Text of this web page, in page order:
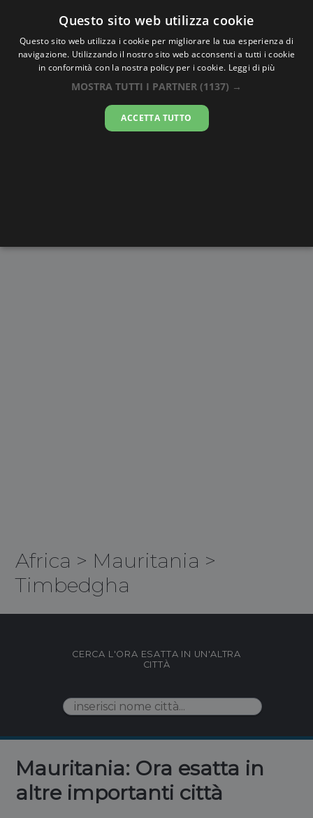
Oraesatta.co
Ora EsattaTimbedgha
04:07:30
Africa > Mauritania >
Timbedgha
CERCA L'ORA ESATTA IN UN'ALTRA
CITTÀ
Mauritania: Ora esatta in
altre importanti città
Questo sito web utilizza cookie
Questo sito web utilizza i cookie per migliorare la tua esperienza di
navigazione. Utilizzando il nostro sito web acconsenti a tutti i cookie
in conformità con la nostra policy per i cookie. Leggi di più
MOSTRA TUTTI I PARTNER (1137) →
ACCETTA TUTTO